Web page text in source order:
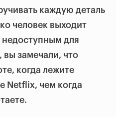
каждую деталь
человек выходит
недоступным для
вы замечали, что
когда лежите
Netflix, чем когда